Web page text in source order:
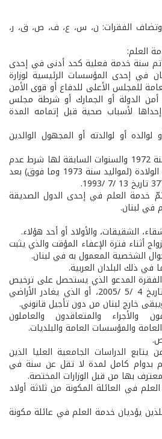
الفقرات: ن، س، ع، ف، ص، ق، ر،
العلم:
سنة خدمة فعلية كحد أدنى في إحدى
في إحدى المؤسسات الرئيسية لوزارة
للمجلس الأعلى للدفاع أو قوى الأمن
أمن الدولة أو الجمارك أو شرطة مجلس
لأسباب صحية قبل إتمامه المدة
لوالده أو لوالدته أو المجهول الوالدين
ط - اللبنانيون من مواليد سنة 1972 والسنوات السابقة لها شرط عدم
إدخال أي تصحيح على تاريخ الولادة (لمواليد سنة 1973 وما فوق) بعد
خدمة العلم في إحدى الدول الصديقة
في لبنان.
الشقيقات، والأولاد أو أحد هؤلاء.
أثناء فترة الإعفاء المؤقت والذي يثبت
الشخصية المعمول به في لبنان.
في ذلك البلدان العربية.
المدعو الذي يستحصل على ترخيص
سفر بداعي السياحة بعد تاريخ 4 /5 /2005، أو الذي يغادر الأراضي
خارج لبنان من دون تأجيل قانوني.
والمتعاقدون والعاملون
والمؤسسات العامة والبلديات.
الدراسات الجامعية العليا الذين
بدوام كامل لمدة لا تقل عن سنة في
بها من قبل الوزارات المختصة.
في العائلة المكونة من ثلاثة أولاد
يؤديان خدمة العلم في عائلة مكونة